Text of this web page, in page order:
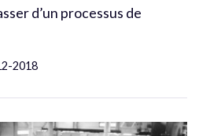
d’un processus de
2018